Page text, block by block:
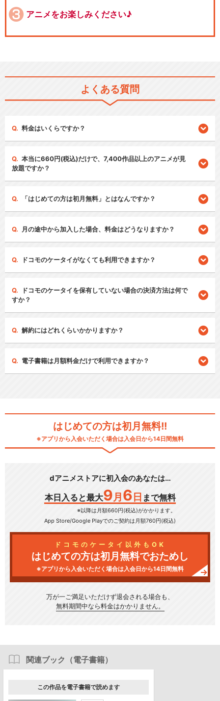
アニメをお楽しみください♪
よくある質問
料金はいくらですか？
本当に660円(税込)だけで、7,400作品以上のアニメが見
放題ですか？
「はじめての方は初月無料」とはなんですか？
月の途中から加入した場合、料金はどうなりますか？
ドコモのケータイがなくても利用できますか？
ドコモのケータイを保有していない場合の決済方法は何で
すか？
解約にはどれくらいかかりますか？
電子書籍は月額料金だけで利用できますか？
はじめての方は初月無料!!
※アプリから入会いただく場合は入会日から14日間無料
dアニメストアに初入会のあなたは…
本日入ると最大9 月 6 日 まで無料
※以降は月額660円(税込)がかかります。
App Store/Google Playでのご契約は月額760円(税込)
ドコモのケータイ以外もOK
はじめての方は初月無料でおためし
※アプリから入会いただく場合は入会日から14日間無料
万が一ご満足いただけず退会される場合も、
無料期間中なら料金はかかりません。
関連ブック（電子書籍）
この作品を電子書籍で読めます